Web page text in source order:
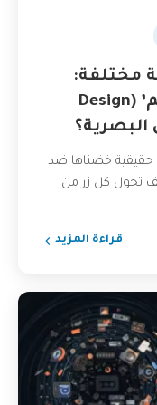
مختلفة:
كيف أنقذنا ‘نظام التصميم’ (Design
حقيقية خضناها ضد
تحول كل زر من
قراءة المزيد